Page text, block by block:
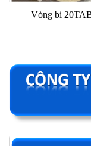
Vòng bi